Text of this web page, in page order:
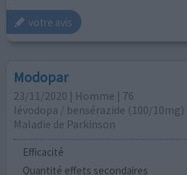
votre avis
Modopar
23/11/2020 | Homme | 76
lévodopa / bensérazide (100/10mg)
Maladie de Parkinson
Efficacité
Quantité effets secondaires